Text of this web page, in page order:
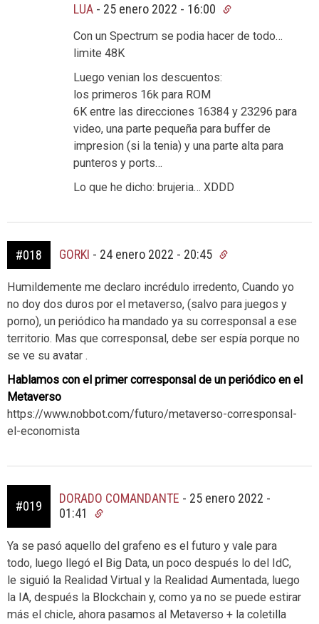
LUA - 25 enero 2022 - 16:00
Con un Spectrum se podia hacer de todo…
limite 48K
Luego venian los descuentos:
los primeros 16k para ROM
6K entre las direcciones 16384 y 23296 para
video, una parte pequeña para buffer de
impresion (si la tenia) y una parte alta para
punteros y ports…
Lo que he dicho: brujeria… XDDD
#018 GORKI - 24 enero 2022 - 20:45
Humildemente me declaro incrédulo irredento, Cuando yo
no doy dos duros por el metaverso, (salvo para juegos y
porno), un periódico ha mandado ya su corresponsal a ese
territorio. Mas que corresponsal, debe ser espía porque no
se ve su avatar .
Hablamos con el primer corresponsal de un periódico en el
Metaverso
https://www.nobbot.com/futuro/metaverso-corresponsal-
el-economista
#019
DORADO COMANDANTE - 25 enero 2022 -
01:41
Ya se pasó aquello del grafeno es el futuro y vale para
todo, luego llegó el Big Data, un poco después lo del IdC,
le siguió la Realidad Virtual y la Realidad Aumentada, luego
la IA, después la Blockchain y, como ya no se puede estirar
más el chicle, ahora pasamos al Metaverso + la coletilla